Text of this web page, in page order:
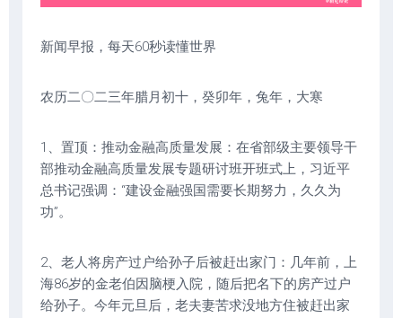
新闻早报，每天60秒读懂世界
农历二〇二三年腊月初十，癸卯年，兔年，大寒
1、置顶：推动金融高质量发展：在省部级主要领导干
部推动金融高质量发展专题研讨班开班式上，习近平
总书记强调：“建设金融强国需要长期努力，久久为
功”。
2、老人将房产过户给孙子后被赶出家门：几年前，上
海86岁的金老伯因脑梗入院，随后把名下的房产过户
给孙子。今年元旦后，老夫妻苦求没地方住被赶出家